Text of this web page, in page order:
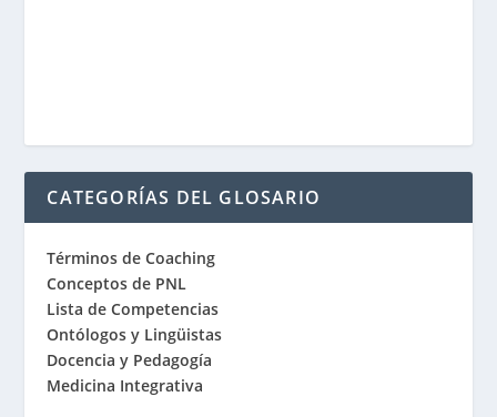
CATEGORÍAS DEL GLOSARIO
Términos de Coaching
Conceptos de PNL
Lista de Competencias
Ontólogos y Lingüistas
Docencia y Pedagogía
Medicina Integrativa